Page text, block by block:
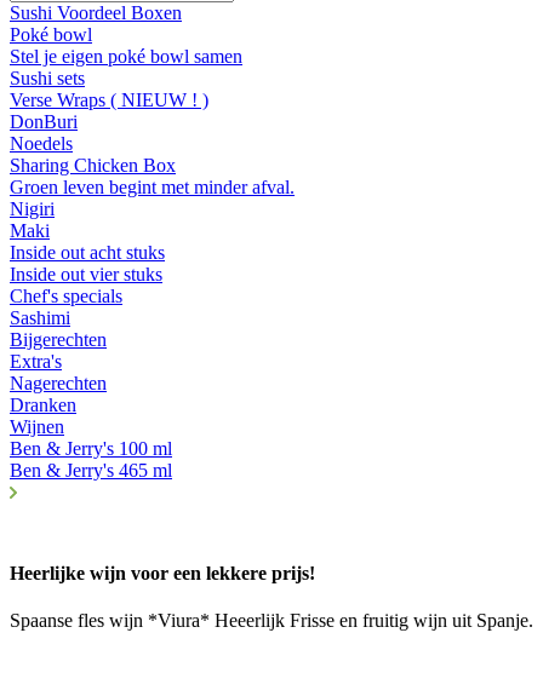
Sushi Voordeel Boxen
Poké bowl
Stel je eigen poké bowl samen
Sushi sets
Verse Wraps ( NIEUW ! )
DonBuri
Noedels
Sharing Chicken Box
Groen leven begint met minder afval.
Nigiri
Maki
Inside out acht stuks
Inside out vier stuks
Chef's specials
Sashimi
Bijgerechten
Extra's
Nagerechten
Dranken
Wijnen
Ben & Jerry's 100 ml
Ben & Jerry's 465 ml
Heerlijke wijn voor een lekkere prijs!
Spaanse fles wijn *Viura* Heeerlijk Frisse en fruitig wijn uit Spanje.